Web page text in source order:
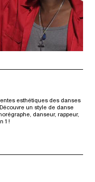
esthétiques des danses
un style de danse
danseur, rappeur,
1 !